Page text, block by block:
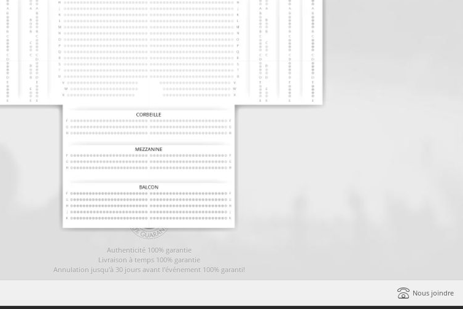
Authenticité 100% garantie
Livraison à temps 100% garantie
Annulation jusqu'à 30 jours avant l'événement 100% garanti!
Nous joindre